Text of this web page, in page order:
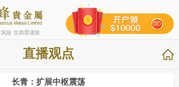
险 交易需谨慎
直播观点
长青：扩展中枢震荡